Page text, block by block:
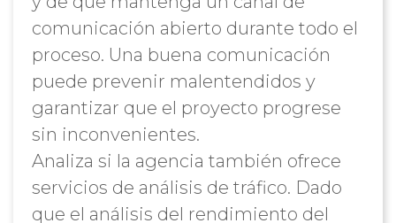
comunicación abierto durante todo el
proceso. Una buena comunicación
puede prevenir malentendidos y
garantizar que el proyecto progrese
sin inconvenientes.
Analiza si la agencia también ofrece
servicios de análisis de tráfico. Dado
que el análisis del rendimiento del